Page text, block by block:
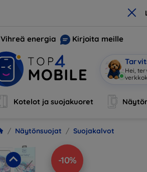
×
Vihreä energia Kirjoita meille
Hei,
Kotelot ja suojakuoret
Näytönsuojat Suojakalvot
-10%